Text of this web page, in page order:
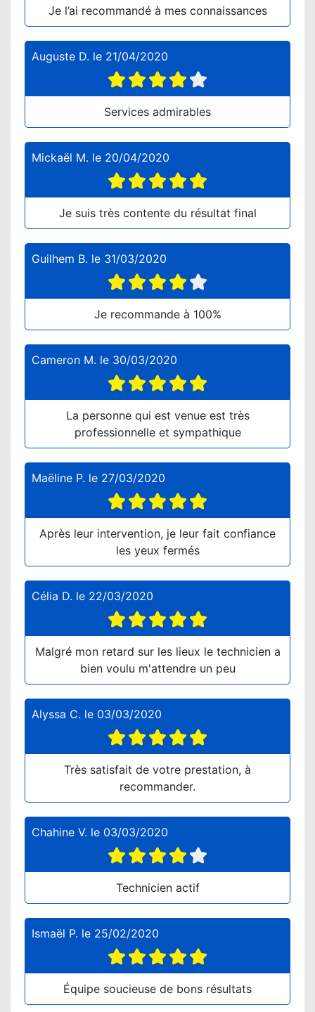
Je l’ai recommandé à mes connaissances
Auguste D. le 21/04/2020
Services admirables
Mickaël M. le 20/04/2020
Je suis très contente du résultat final
Guilhem B. le 31/03/2020
Je recommande à 100%
Cameron M. le 30/03/2020
La personne qui est venue est très
professionnelle et sympathique
Maëline P. le 27/03/2020
Après leur intervention, je leur fait confiance
les yeux fermés
Célia D. le 22/03/2020
Malgré mon retard sur les lieux le technicien a
bien voulu m'attendre un peu
Alyssa C. le 03/03/2020
Très satisfait de votre prestation, à
recommander.
Chahine V. le 03/03/2020
Technicien actif
Ismaël P. le 25/02/2020
Équipe soucieuse de bons résultats